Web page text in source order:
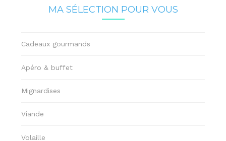
MA SÉLECTION POUR VOUS
Cadeaux gourmands
Apéro & buffet
Mignardises
Viande
Volaille